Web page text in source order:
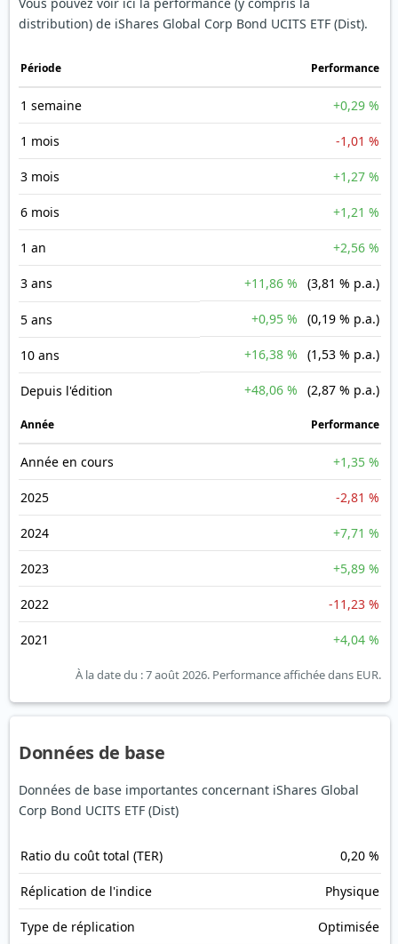
distribution) de iShares Global Corp Bond UCITS ETF (Dist).
Période Performance
1 semaine +0,29 %
1 mois -1,01 %
3 mois +1,27 %
6 mois +1,21 %
1 an +2,56 %
3 ans +11,86 % (3,81 % p.a.)
5 ans +0,95 % (0,19 % p.a.)
10 ans +16,38 % (1,53 % p.a.)
Depuis l'édition +48,06 % (2,87 % p.a.)
Année Performance
Année en cours +1,35 %
2025 -2,81 %
2024 +7,71 %
2023 +5,89 %
2022 -11,23 %
2021 +4,04 %
À la date du : 7 août 2026. Performance affichée dans EUR.
Données de base
Données de base importantes concernant iShares Global
Corp Bond UCITS ETF (Dist)
Ratio du coût total (TER) 0,20 %
Réplication de l'indice Physique
Type de réplication Optimisée